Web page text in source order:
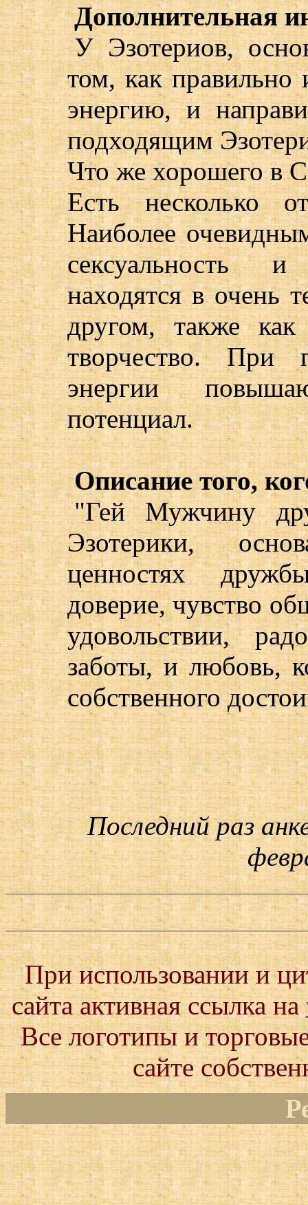
Дополнительная
У Эзотериов,
том, как правильно
энергию, и
подходящим
Что же хорошего в
Есть несколько
Наиболее
сексуальность
находятся в очень
другом, также как
творчество. При
энергии
потенциал.
Описание того,
"Гей Мужчину
Эзотерики,
ценностях
доверие, чувство
удовольствии,
заботы, и любовь,
собственного
Последний раз
При использовании и
сайта активная ссылка на
Все логотипы и
сайте